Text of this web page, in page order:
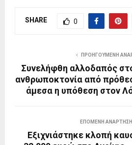
SHARE 0
ΠΡΟΗΓΟΎΜΕΝΗ
Συνελήφθη αλλοδαπός στο
ανθρωποκτονία από
άμεσα η υπόθεση στον
ΕΠΌΜΕΝΗ ΑΝΆΡΤΗΣΗ
Εξιχνιάστηκε κλοπή